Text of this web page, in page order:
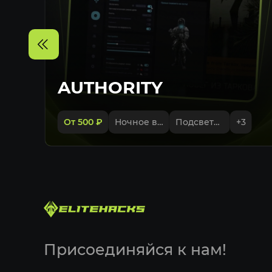
AUTHORITY
От 500 ₽ Ночное видение Подсветка лута в контейнерах +3
Присоединяйся к нам!